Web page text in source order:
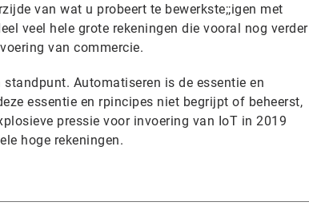
van wat u probeert te bewerkste;;igen met
veel hele grote rekeningen die vooral nog verder
van commercie.
Automatiseren is de essentie en
essentie en rpincipes niet begrijpt of beheerst,
pressie voor invoering van IoT in 2019
hoge rekeningen.